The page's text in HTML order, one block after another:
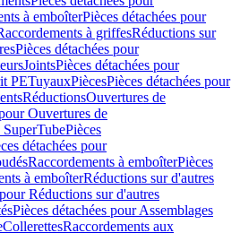
à emboîterPièces détachées pour
à griffesRéductions sur
Pièces détachées pour
JointsPièces détachées pour
PETuyauxPiècesPièces détachées pour
RéductionsOuvertures de
Ouvertures de
SuperTubePièces
détachées pour
Raccordements à emboîterPièces
à emboîterRéductions sur d'autres
Réductions sur d'autres
Pièces détachées pour Assemblages
CollerettesRaccordements aux